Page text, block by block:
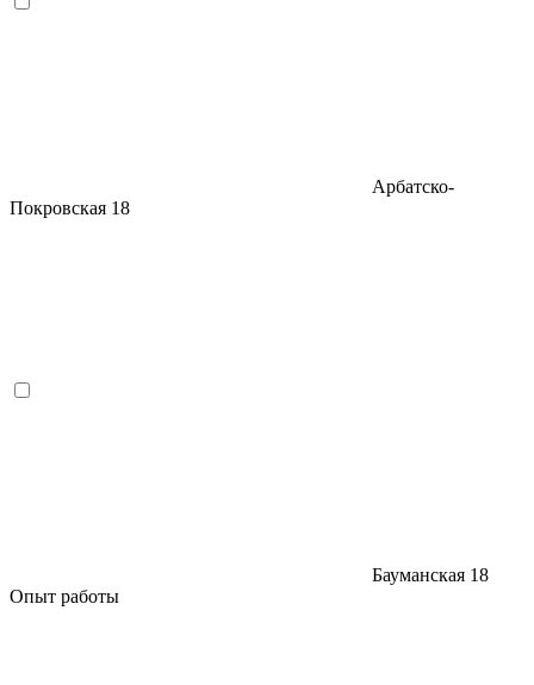
Арбатско-
Покровская 18
Бауманская 18
Опыт работы